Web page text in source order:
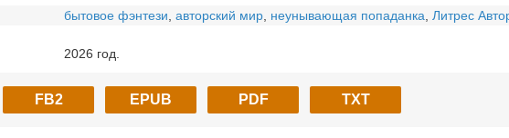
бытовое фэнтези авторский мир неунывающая попаданка Литрес
2026 год.
FB2 EPUB PDF TXT